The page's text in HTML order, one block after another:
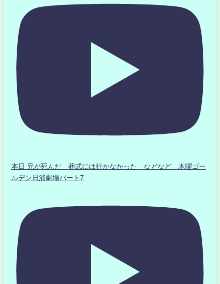
本日 兄が死んだ 葬式には行かなかった などなど 木曜ゴー
ルデン日浦劇場パート7